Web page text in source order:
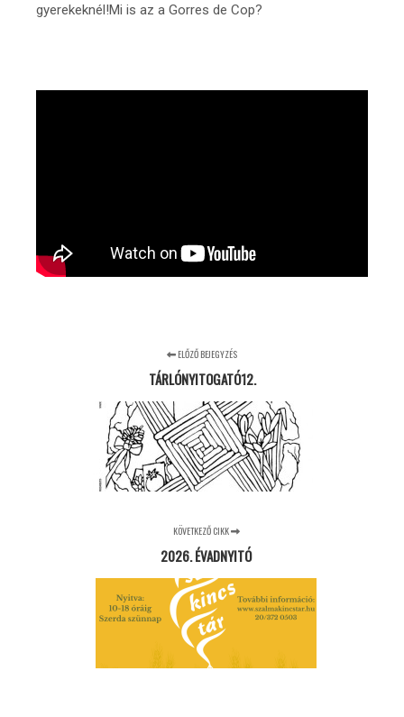
gyerekeknél!Mi is az a Gorres de Cop?
ELŐZŐ BEJEGYZÉS
TÁRLÓNYITOGATÓ12.
KÖVETKEZŐ CIKK
2026. ÉVADNYITÓ